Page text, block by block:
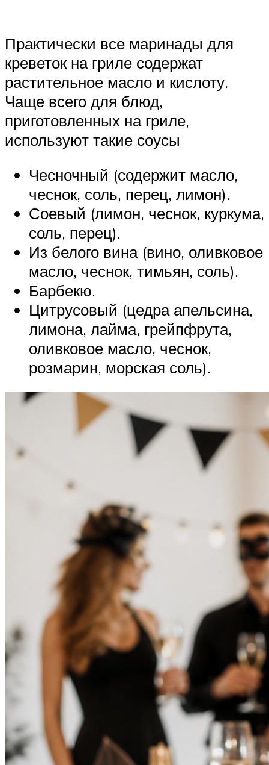
Практически все маринады для
креветок на гриле содержат
растительное масло и кислоту.
Чаще всего для блюд,
приготовленных на гриле,
используют такие соусы
Чесночный (содержит масло,
чеснок, соль, перец, лимон).
Соевый (лимон, чеснок, куркума,
соль, перец).
Из белого вина (вино, оливковое
масло, чеснок, тимьян, соль).
Барбекю.
Цитрусовый (цедра апельсина,
лимона, лайма, грейпфрута,
оливковое масло, чеснок,
розмарин, морская соль).